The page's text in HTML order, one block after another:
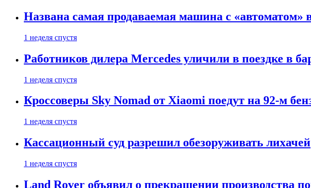
Названа самая продаваемая машина с «автоматом»
1 неделя спустя
Работников дилера Mercedes уличили в поездке в
1 неделя спустя
Кроссоверы Sky Nomad от Xiaomi поедут на 92-м
1 неделя спустя
Кассационный суд разрешил обезоруживать лихачей
1 неделя спустя
Land Rover объявил о прекращении производства